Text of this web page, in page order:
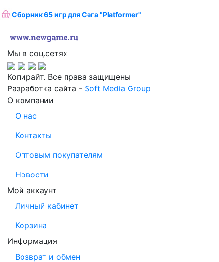
Сборник 65 игр для Сега "Platformer"
Мы в соц.сетях
Копирайт. Все права защищены
Разработка сайта - Soft Media Group
О компании
О нас
Контакты
Оптовым покупателям
Новости
Мой аккаунт
Личный кабинет
Корзина
Информация
Возврат и обмен